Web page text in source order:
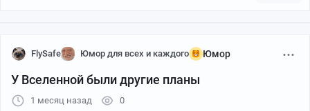
FlySafe Юмор для всех и каждого Юмор
У Вселенной были другие планы
1 месяц назад 0